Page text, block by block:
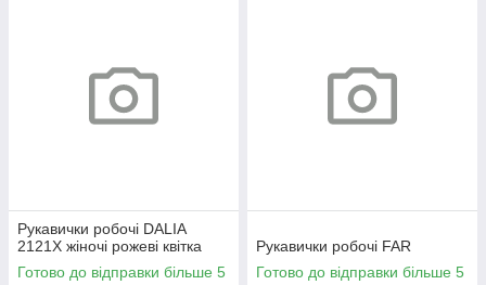
Рукавички робочі DALIA
2121X жіночі рожеві квітка
Готово до відправки більше 5
Рукавички робочі FAR
Готово до відправки більше 5